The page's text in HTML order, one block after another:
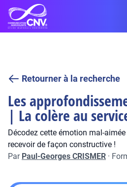
Retourner à la recherche
Les
| La colère au
Décodez cette émotion mal-
recevoir de façon constructive !
Par Paul-Georges CRISMER ·